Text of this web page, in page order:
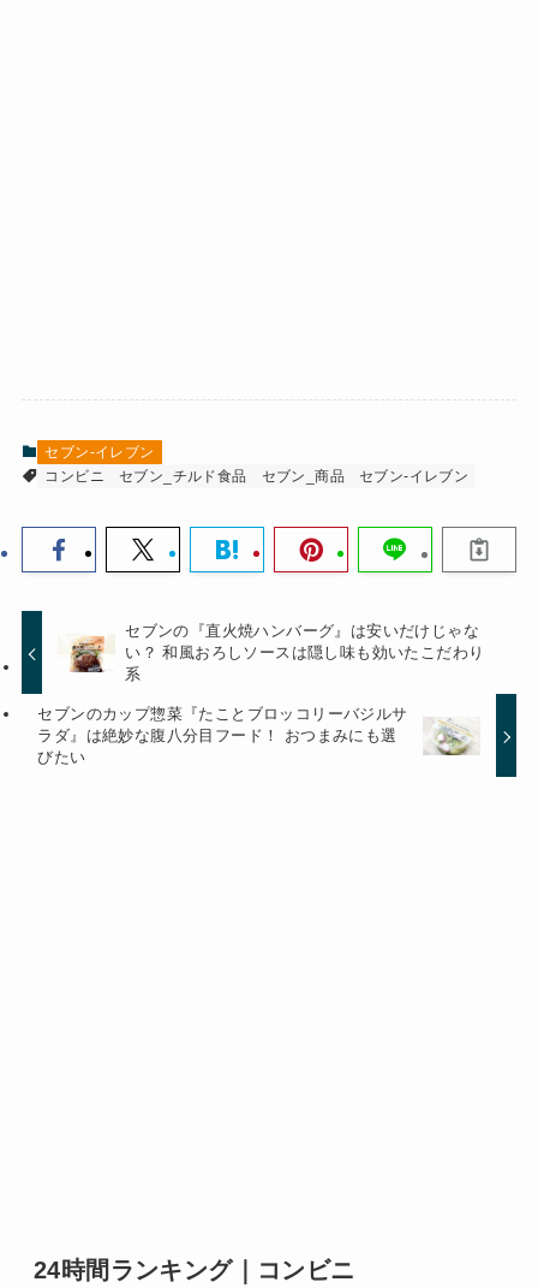
セブン-イレブン
コンビニ
セブン_チルド食品 セブン_商品 セブン-イレブン
セブンの『直火焼ハンバーグ』は安いだけじゃな
い？ 和風おろしソースは隠し味も効いたこだわり
系
セブンのカップ惣菜『たことブロッコリーバジルサ
ラダ』は絶妙な腹八分目フード！ おつまみにも選
びたい
24時間ランキング｜コンビニ